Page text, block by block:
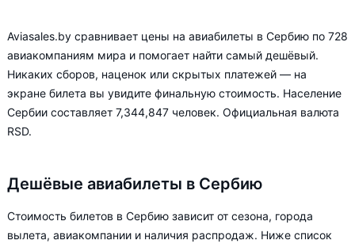
Aviasales.by сравнивает цены на авиабилеты в Сербию по 728
авиакомпаниям мира и помогает найти самый дешёвый.
Никаких сборов, наценок или скрытых платежей — на
экране билета вы увидите финальную стоимость. Население
Сербии составляет 7,344,847 человек. Официальная валюта
RSD.
Дешёвые авиабилеты в Сербию
Стоимость билетов в Сербию зависит от сезона, города
вылета, авиакомпании и наличия распродаж. Ниже список